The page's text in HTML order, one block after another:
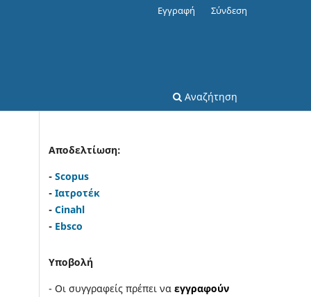
Αναζήτηση
Εγγραφή Σύνδεση
Αποδελτίωση:
- Scopus
- Ιατροτέκ
- Cinahl
- Ebsco
Υποβολή
- Οι συγγραφείς πρέπει να εγγραφούν